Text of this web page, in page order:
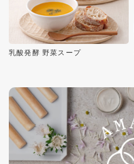
乳酸発酵 野菜スープ